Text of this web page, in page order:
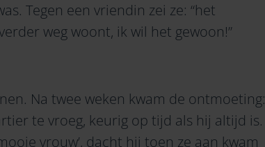
Tegen een vriendin zei ze: “het
weg woont, ik wil het gewoon!”
Na twee weken kwam de ontmoeting:
te vroeg, keurig op tijd als hij altijd is.
vrouw’, dacht hij toen ze aan kwam